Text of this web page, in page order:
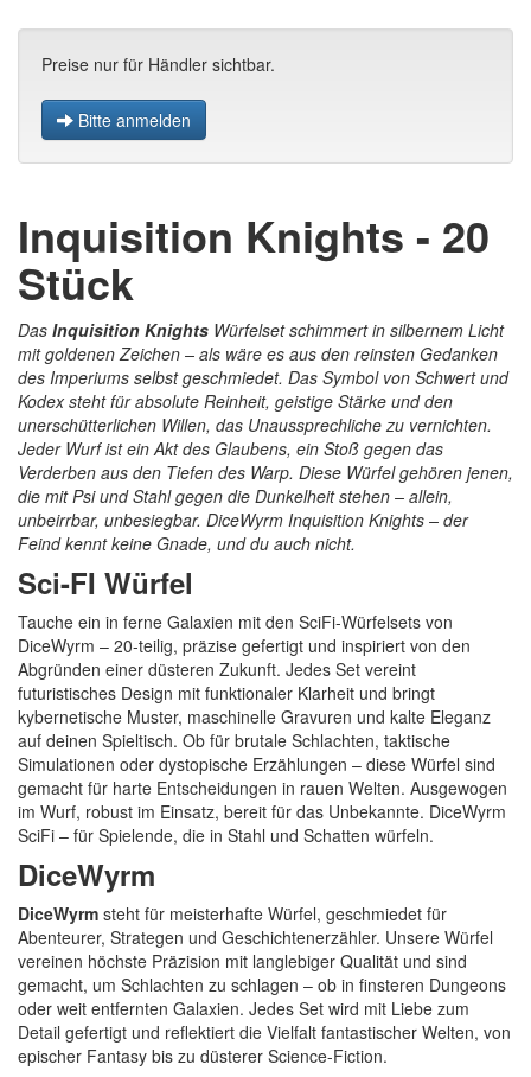
Preise nur für Händler sichtbar.
Bitte anmelden
Inquisition Knights - 20
Stück
Das Inquisition Knights Würfelset schimmert in silbernem Licht
mit goldenen Zeichen – als wäre es aus den reinsten Gedanken
des Imperiums selbst geschmiedet. Das Symbol von Schwert und
Kodex steht für absolute Reinheit, geistige Stärke und den
unerschütterlichen Willen, das Unaussprechliche zu vernichten.
Jeder Wurf ist ein Akt des Glaubens, ein Stoß gegen das
Verderben aus den Tiefen des Warp. Diese Würfel gehören jenen,
die mit Psi und Stahl gegen die Dunkelheit stehen – allein,
unbeirrbar, unbesiegbar. DiceWyrm Inquisition Knights – der
Feind kennt keine Gnade, und du auch nicht.
Sci-FI Würfel
Tauche ein in ferne Galaxien mit den SciFi-Würfelsets von
DiceWyrm – 20-teilig, präzise gefertigt und inspiriert von den
Abgründen einer düsteren Zukunft. Jedes Set vereint
futuristisches Design mit funktionaler Klarheit und bringt
kybernetische Muster, maschinelle Gravuren und kalte Eleganz
auf deinen Spieltisch. Ob für brutale Schlachten, taktische
Simulationen oder dystopische Erzählungen – diese Würfel sind
gemacht für harte Entscheidungen in rauen Welten. Ausgewogen
im Wurf, robust im Einsatz, bereit für das Unbekannte. DiceWyrm
SciFi – für Spielende, die in Stahl und Schatten würfeln.
DiceWyrm
DiceWyrm steht für meisterhafte Würfel, geschmiedet für
Abenteurer, Strategen und Geschichtenerzähler. Unsere Würfel
vereinen höchste Präzision mit langlebiger Qualität und sind
gemacht, um Schlachten zu schlagen – ob in finsteren Dungeons
oder weit entfernten Galaxien. Jedes Set wird mit Liebe zum
Detail gefertigt und reflektiert die Vielfalt fantastischer Welten, von
epischer Fantasy bis zu düsterer Science-Fiction.